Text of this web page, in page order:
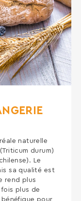
naturelle
durum)
Le
sa qualité est
rend plus
plus de
pour